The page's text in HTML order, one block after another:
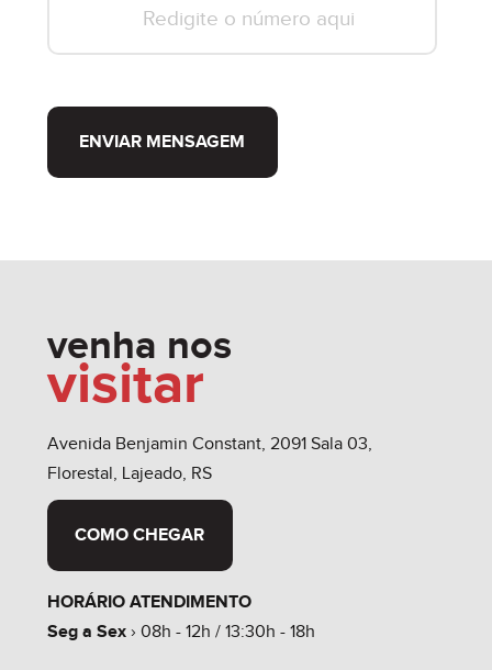
ENVIAR MENSAGEM
venha nos
visitar
Avenida Benjamin Constant, 2091 Sala 03,
Florestal, Lajeado, RS
COMO CHEGAR
HORÁRIO ATENDIMENTO
Seg a Sex› 08h - 12h / 13:30h - 18h